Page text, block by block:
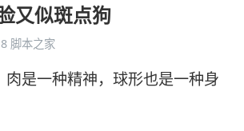
又似斑点狗
脚本之家
肉是一种精神，球形也是一种身